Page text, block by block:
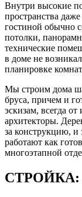
Внутри высокие
пространства
гостиной обычно
потолки,
технические
в доме не
планировке
Мы строим дома
бруса, причем и
эскизам, всегда
архитекторы.
за конструкцию, и
работают как
многоэтапной